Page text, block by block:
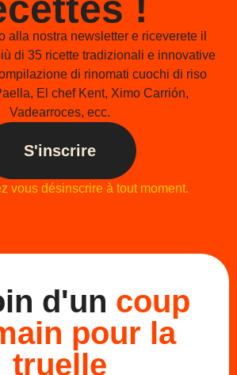
alla nostra newsletter e riceverete il
di 35 ricette tradizionali e innovative
di rinomati cuochi di riso
El chef Kent, Ximo Carrión,
Vadearroces, ecc.
S'inscrire
vous désinscrire à tout moment.
d'un coup
pour la
truelle